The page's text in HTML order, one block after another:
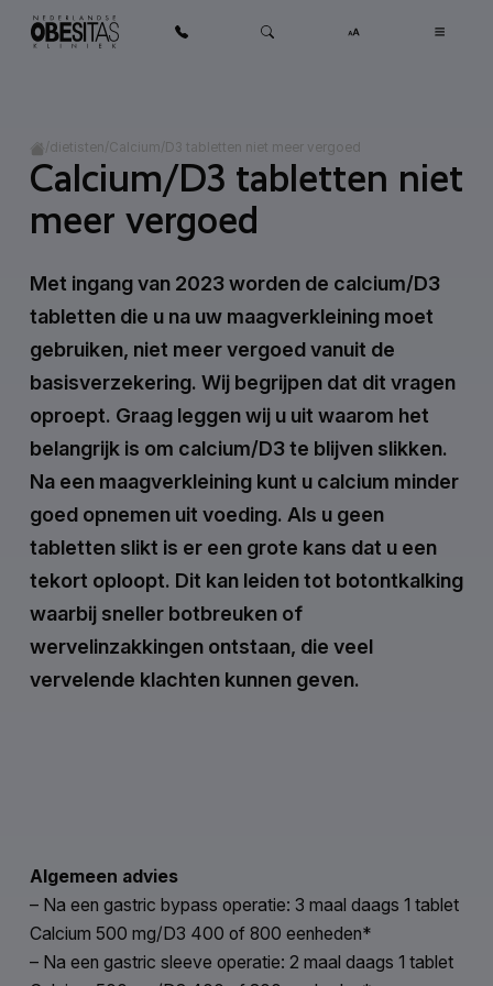
Ga naar inhoud
Home
/dietisten/Calcium/D3 tabletten niet meer vergoed
Calcium/D3 tabletten niet
meer vergoed
Met ingang van 2023 worden de calcium/D3
tabletten die u na uw maagverkleining moet
gebruiken, niet meer vergoed vanuit de
basisverzekering. Wij begrijpen dat dit vragen
oproept. Graag leggen wij u uit waarom het
belangrijk is om calcium/D3 te blijven slikken.
Na een maagverkleining kunt u calcium minder
goed opnemen uit voeding. Als u geen
tabletten slikt is er een grote kans dat u een
tekort oploopt. Dit kan leiden tot botontkalking
waarbij sneller botbreuken of
wervelinzakkingen ontstaan, die veel
vervelende klachten kunnen geven.
Algemeen advies
– Na een gastric bypass operatie: 3 maal daags 1 tablet
Calcium 500 mg/D3 400 of 800 eenheden*
– Na een gastric sleeve operatie: 2 maal daags 1 tablet